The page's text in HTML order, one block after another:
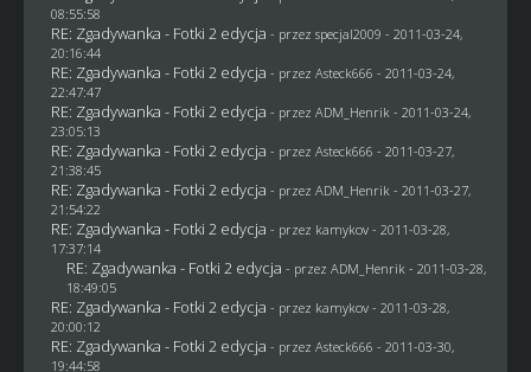
08:55:58
RE: Zgadywanka - Fotki 2 edycja - przez specjal2009 - 2011-03-24,
20:16:44
RE: Zgadywanka - Fotki 2 edycja - przez Asteck666 - 2011-03-24,
22:47:47
RE: Zgadywanka - Fotki 2 edycja - przez ADM_Henrik - 2011-03-24,
23:05:13
RE: Zgadywanka - Fotki 2 edycja - przez Asteck666 - 2011-03-27,
21:38:45
RE: Zgadywanka - Fotki 2 edycja - przez ADM_Henrik - 2011-03-27,
21:54:22
RE: Zgadywanka - Fotki 2 edycja - przez kamykov- 2011-03-28,
17:37:14
RE: Zgadywanka - Fotki 2 edycja - przez ADM_Henrik - 2011-03-28,
18:49:05
RE: Zgadywanka - Fotki 2 edycja - przez kamykov- 2011-03-28,
20:00:12
RE: Zgadywanka - Fotki 2 edycja - przez Asteck666 - 2011-03-30,
19:44:58